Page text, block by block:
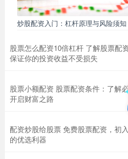
炒股配资入门：杠杆原理与风险须知
股票怎么配资10倍杠杆 了解股票配
保证你的投资收益不受损失
股票小额配资 股票配资条件：了解
开启财富之路
配资炒股给股票 免费股票配资，初
的优选利器